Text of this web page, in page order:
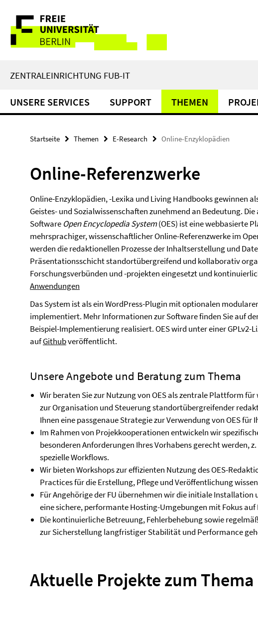
direkt
Inhalt
Service-
Navigation
ZENTRALEINRICHTUNG FUB-IT
UNSERE SERVICES SUPPORT THEMEN
Startseite Themen E-Research Online-Enzyklopädien
Online-Referenzwerke
Online-Enzyklopädien, -Lexika und Living Handbooks gewinnen
Geistes- und Sozialwissenschaften zunehmend an Bedeutung.
Software Open Encyclopedia System(OES) ist eine webbasierte
mehrsprachiger, wissenschaftlicher Online-Referenzwerke im
werden die redaktionellen Prozesse der Inhaltserstellung und
Präsentationsschicht standortübergreifend und kollaborativ
Forschungsverbünden und -projekten eingesetzt und
Anwendungen
Das System ist als ein WordPress-Plugin mit optionalen
implementiert. Mehr Informationen zur Software finden Sie auf
Beispiel-Implementierung realisiert. OES wird unter einer GPLv2-
aufGithubveröffentlicht.
Unsere Angebote und Beratung zum Thema
Wir beraten Sie zur Nutzung von OES als zentrale Plattform
zur Organisation und Steuerung standortübergreifender
Ihnen eine passgenaue Strategie zur Verwendung von OES
Im Rahmen von Projekkooperationen entwickeln wir
besonderen Anforderungen Ihres Vorhabens gerecht werden,
spezielle Workflows.
Wir bieten Workshops zur effizienten Nutzung des OES-
Practices für die Erstellung, Pflege und Veröffentlichung
Für Angehörige der FU übernehmen wir die initiale
eine sichere, performante Hosting-Umgebungen mit Fokus
Die kontinuierliche Betreuung, Fehlerbehebung sowie
zur Sicherstellung langfristiger Stabilität und Performance
Aktuelle Projekte zum Thema